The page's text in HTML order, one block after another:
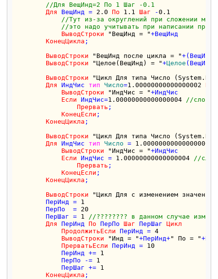
//Для ВещИнд=2 По 1 Шаг -0.1
Для ВещИнд = 2.0 По 1.1 Шаг -0.1
//Тут из-за округлений при сложении
//это надо учитывать при написании
ВыводСтроки
"ВещИнд = "+ВещИнд
КонецЦикла ;
ВыводСтроки
"ВещИнд после цикла = "+(ВещИнд)
ВыводСтроки
"Целое(ВещИнд) = "+Целое (ВещИнд)
ВыводСтроки
"Цикл Для типа Число
Для ИндЧис тип Число=1.00000000000000002 По
ВыводСтроки
"ИндЧис = "+ИндЧис
Если ИндЧис=1.00000000000000004
//слово
Прервать ;
КонецЕсли ;
КонецЦикла ;
ВыводСтроки
"Цикл Для типа Число
Для ИндЧис тип Число = 1.00000000000000006
ВыводСтроки
"ИндЧис = "+ИндЧис
Если ИндЧис = 1.00000000000000004
//
Прервать ;
КонецЕсли ;
КонецЦикла ;
ВыводСтроки
"Цикл Для с изменением
        ПерИнд =
1
        ПерПо  =
20
        ПерШаг =
1
//???????? в данном случае
Для ПерИнд По ПерПо Шаг ПерШаг Цикл
ПродолжитьЕсли ПерИнд = 4
ВыводСтроки
"Инд = "+ПерИнд+" По = "
ПрерватьЕсли ПерИнд = 10
            ПерИнд +=
1
            ПерПо -=
1
            ПерШаг +=
1
КонецЦикла ;